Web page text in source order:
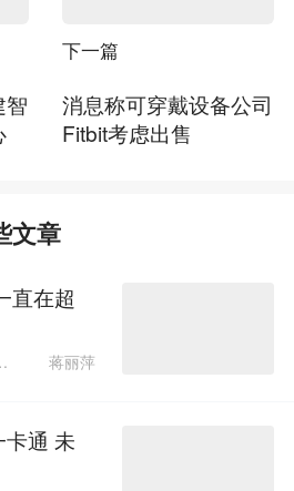
智
下一篇
消息称可穿戴设备公司
Fitbit考虑出售
文章
直在超
蒋丽萍
卡通 未